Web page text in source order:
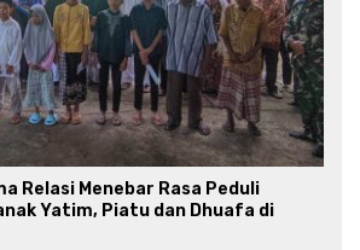
Relasi Menebar Rasa Peduli
Yatim, Piatu dan Dhuafa di